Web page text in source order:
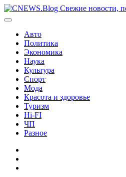
Перейти
к
Авто
Политика
Экономика
Наука
Культура
Спорт
Мода
Красота и здоровье
Туризм
Hi-FI
ЧП
Разное